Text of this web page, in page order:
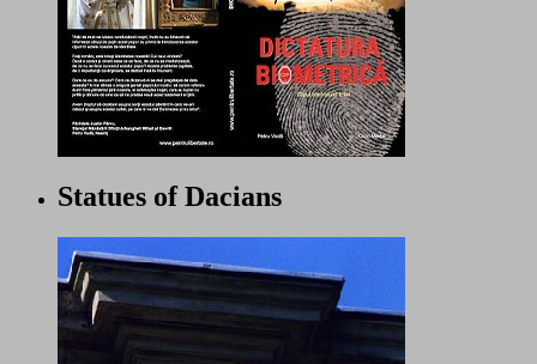
Statues of Dacians